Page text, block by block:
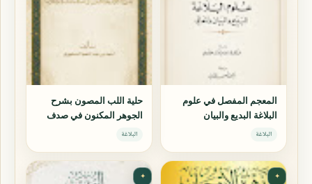
المعجم المفصل في علوم
البلاغة البديع والبيان
والمعاني
البلاغة
حلية اللب المصون بشرح
الجوهر المكنون في صدف
الثلاثة الفنون
البلاغة
✦
✦